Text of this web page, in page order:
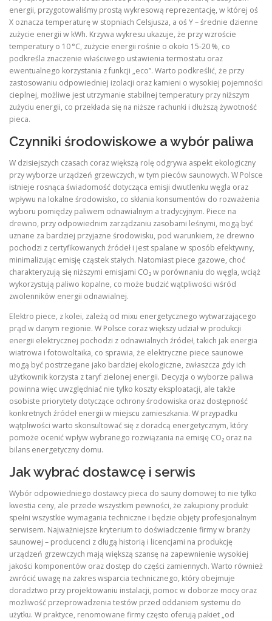
energii, przygotowaliśmy prostą wykresową reprezentację, w której oś
X oznacza temperaturę w stopniach Celsjusza, a oś Y – średnie dzienne
zużycie energii w kWh. Krzywa wykresu ukazuje, że przy wzroście
temperatury o 10 °C, zużycie energii rośnie o około 15‑20 %, co
podkreśla znaczenie właściwego ustawienia termostatu oraz
ewentualnego korzystania z funkcji „eco”. Warto podkreślić, że przy
zastosowaniu odpowiedniej izolacji oraz kamieni o wysokiej pojemności
cieplnej, możliwe jest utrzymanie stabilnej temperatury przy niższym
zużyciu energii, co przekłada się na niższe rachunki i dłuższą żywotność
pieca.
Czynniki środowiskowe a wybór paliwa
W dzisiejszych czasach coraz większą rolę odgrywa aspekt ekologiczny
przy wyborze urządzeń grzewczych, w tym pieców saunowych. W Polsce
istnieje rosnąca świadomość dotycząca emisji dwutlenku węgla oraz
wpływu na lokalne środowisko, co skłania konsumentów do rozważenia
wyboru pomiędzy paliwem odnawialnym a tradycyjnym. Piece na
drewno, przy odpowiednim zarządzaniu zasobami leśnymi, mogą być
uznane za bardziej przyjazne środowisku, pod warunkiem, że drewno
pochodzi z certyfikowanych źródeł i jest spalane w sposób efektywny,
minimalizując emisję cząstek stałych. Natomiast piece gazowe, choć
charakteryzują się niższymi emisjami CO₂ w porównaniu do węgla, wciąż
wykorzystują paliwo kopalne, co może budzić wątpliwości wśród
zwolenników energii odnawialnej.
Elektro piece, z kolei, zależą od mixu energetycznego wytwarzającego
prąd w danym regionie. W Polsce coraz większy udział w produkcji
energii elektrycznej pochodzi z odnawialnych źródeł, takich jak energia
wiatrowa i fotowoltaika, co sprawia, że elektryczne piece saunowe
mogą być postrzegane jako bardziej ekologiczne, zwłaszcza gdy ich
użytkownik korzysta z taryf zielonej energii. Decyzja o wyborze paliwa
powinna więc uwzględniać nie tylko koszty eksploatacji, ale także
osobiste priorytety dotyczące ochrony środowiska oraz dostępność
konkretnych źródeł energii w miejscu zamieszkania. W przypadku
wątpliwości warto skonsultować się z doradcą energetycznym, który
pomoże ocenić wpływ wybranego rozwiązania na emisję CO₂ oraz na
bilans energetyczny domu.
Jak wybrać dostawcę i serwis
Wybór odpowiedniego dostawcy pieca do sauny domowej to nie tylko
kwestia ceny, ale przede wszystkim pewności, że zakupiony produkt
spełni wszystkie wymagania techniczne i będzie objęty profesjonalnym
serwisem. Najważniejsze kryterium to doświadczenie firmy w branży
saunowej – producenci z długą historią i licencjami na produkcję
urządzeń grzewczych mają większą szansę na zapewnienie wysokiej
jakości komponentów oraz dostęp do części zamiennych. Warto również
zwrócić uwagę na zakres wsparcia technicznego, który obejmuje
doradztwo przy projektowaniu instalacji, pomoc w doborze mocy oraz
możliwość przeprowadzenia testów przed oddaniem systemu do
użytku. W praktyce, renomowane firmy często oferują pakiet „od